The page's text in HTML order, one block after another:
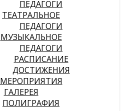
ПЕДАГОГИ
ТЕАТРАЛЬНОЕ
ПЕДАГОГИ
МУЗЫКАЛЬНОЕ
ПЕДАГОГИ
РАСПИСАНИЕ
ДОСТИЖЕНИЯ
МЕРОПРИЯТИЯ
ГАЛЕРЕЯ
ПОЛИГРАФИЯ